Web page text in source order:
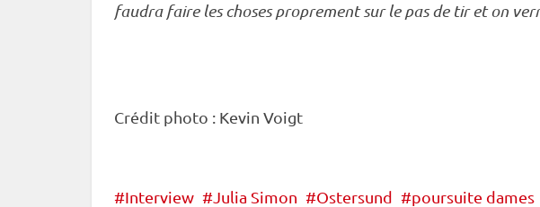
faudra faire les choses proprement sur lepas de tiret on
Crédit photo : Kevin Voigt
Interview Julia Simon Ostersund poursuite dames